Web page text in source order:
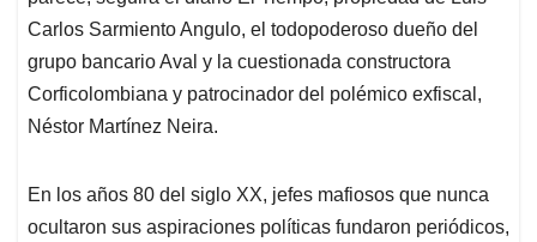
Carlos Sarmiento Angulo, el todopoderoso dueño del
grupo bancario Aval y la cuestionada constructora
Corficolombiana y patrocinador del polémico exfiscal,
Néstor Martínez Neira.
En los años 80 del siglo XX, jefes mafiosos que nunca
ocultaron sus aspiraciones políticas fundaron periódicos,